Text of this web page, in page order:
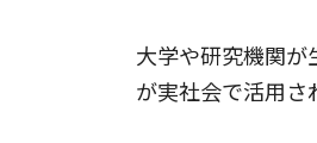
大学や研究機関
が実社会で活用さ